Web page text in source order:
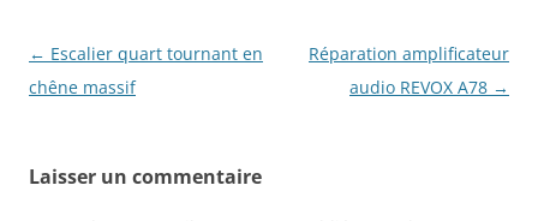
Navigation
des
← Escalier quart tournant en
chêne massif
Réparation amplificateur
audio REVOX A78 →
Laisser un commentaire